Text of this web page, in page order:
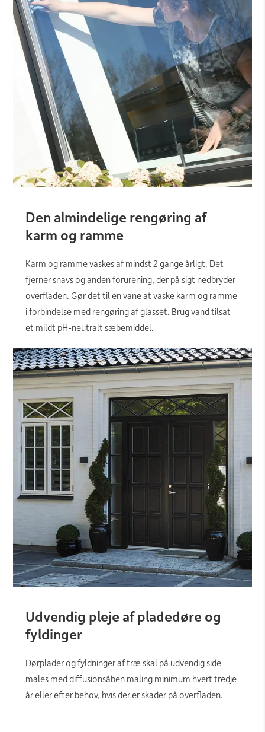
Den almindelige rengøring af
karm og ramme
Karm og ramme vaskes af mindst 2 gange årligt. Det
fjerner snavs og anden forurening, der på sigt nedbryder
overfladen. Gør det til en vane at vaske karm og ramme
i forbindelse med rengøring af glasset. Brug vand tilsat
et mildt pH-neutralt sæbemiddel.
Udvendig pleje af pladedøre og
fyldinger
Dørplader og fyldninger af træ skal på udvendig side
males med diffusionsåben maling minimum hvert tredje
år eller efter behov, hvis der er skader på overfladen.